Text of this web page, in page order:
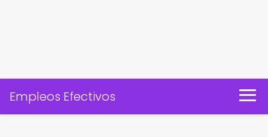
Empleos Efectivos